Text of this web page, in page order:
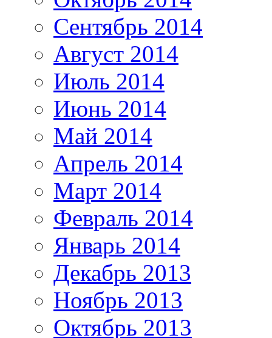
Сентябрь 2014
Август 2014
Июль 2014
Июнь 2014
Май 2014
Апрель 2014
Март 2014
Февраль 2014
Январь 2014
Декабрь 2013
Ноябрь 2013
Октябрь 2013